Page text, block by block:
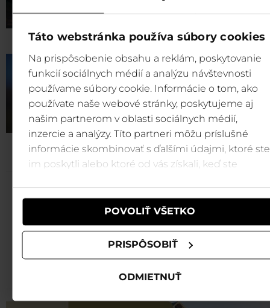
Táto webstránka používa súbory cookies
Na prispôsobenie obsahu a reklám, poskytovanie
funkcií sociálnych médií a analýzu návštevnosti
používame súbory cookie. Informácie o tom, ako
používate naše webové stránky, poskytujeme aj
našim partnerom v oblasti sociálnych médií,
inzercie a analýzy. Títo partneri môžu príslušné
informácie skombinovať s ďalšími údajmi, ktoré ste
im poskytli alebo ktoré od vás získali, keď ste
POVOLIŤ VŠETKO
PRISPÔSOBIŤ
ODMIETNUŤ
Rovná Hoľa
Najvýhodnejšie lístky na
do Jasnej nakúpite online nagopass.travel
Kúpiť